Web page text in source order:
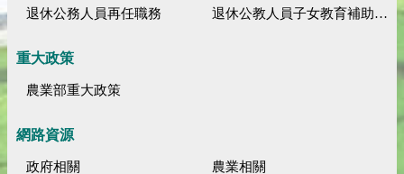
退休公務人員再任職務
退休公教人員子女教育補助規定
重大政策
農業部重大政策
網路資源
政府相關
農業相關